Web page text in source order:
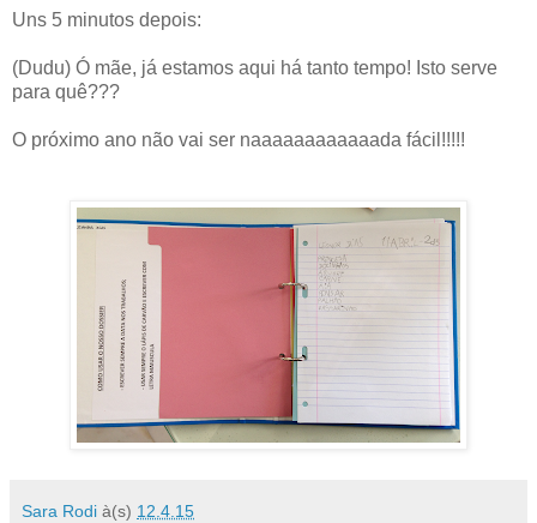
Uns 5 minutos depois:
(Dudu) Ó mãe, já estamos aqui há tanto tempo! Isto serve
para quê???
O próximo ano não vai ser naaaaaaaaaaaada fácil!!!!!
Sara Rodi à(s) 12.4.15